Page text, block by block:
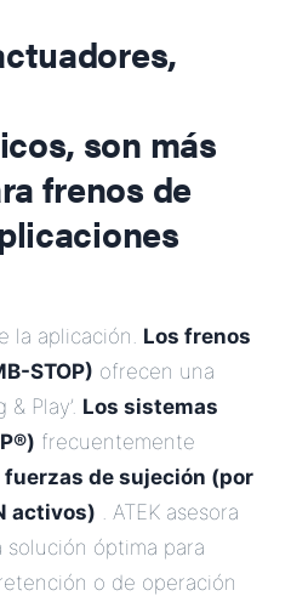
son más
frenos de
la aplicación. Los frenos
STOP) ofrecen una
Play’. Los sistemas
frecuentemente
fuerzas de sujeción (por
activos) . ATEK asesora
óptima para
o de operación